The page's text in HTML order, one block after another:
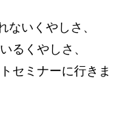
いくやしさ、
るくやしさ、
セミナーに行きま